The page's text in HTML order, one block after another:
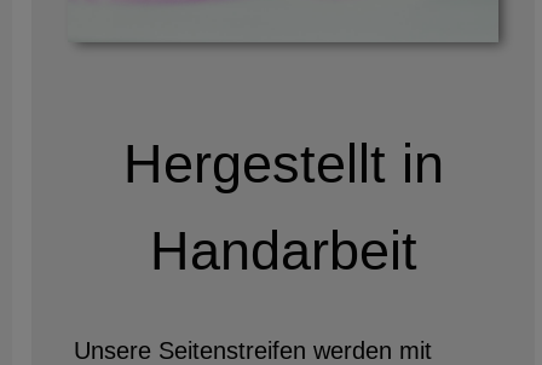
Hergestellt in
Handarbeit
Unsere Seitenstreifen werden mit